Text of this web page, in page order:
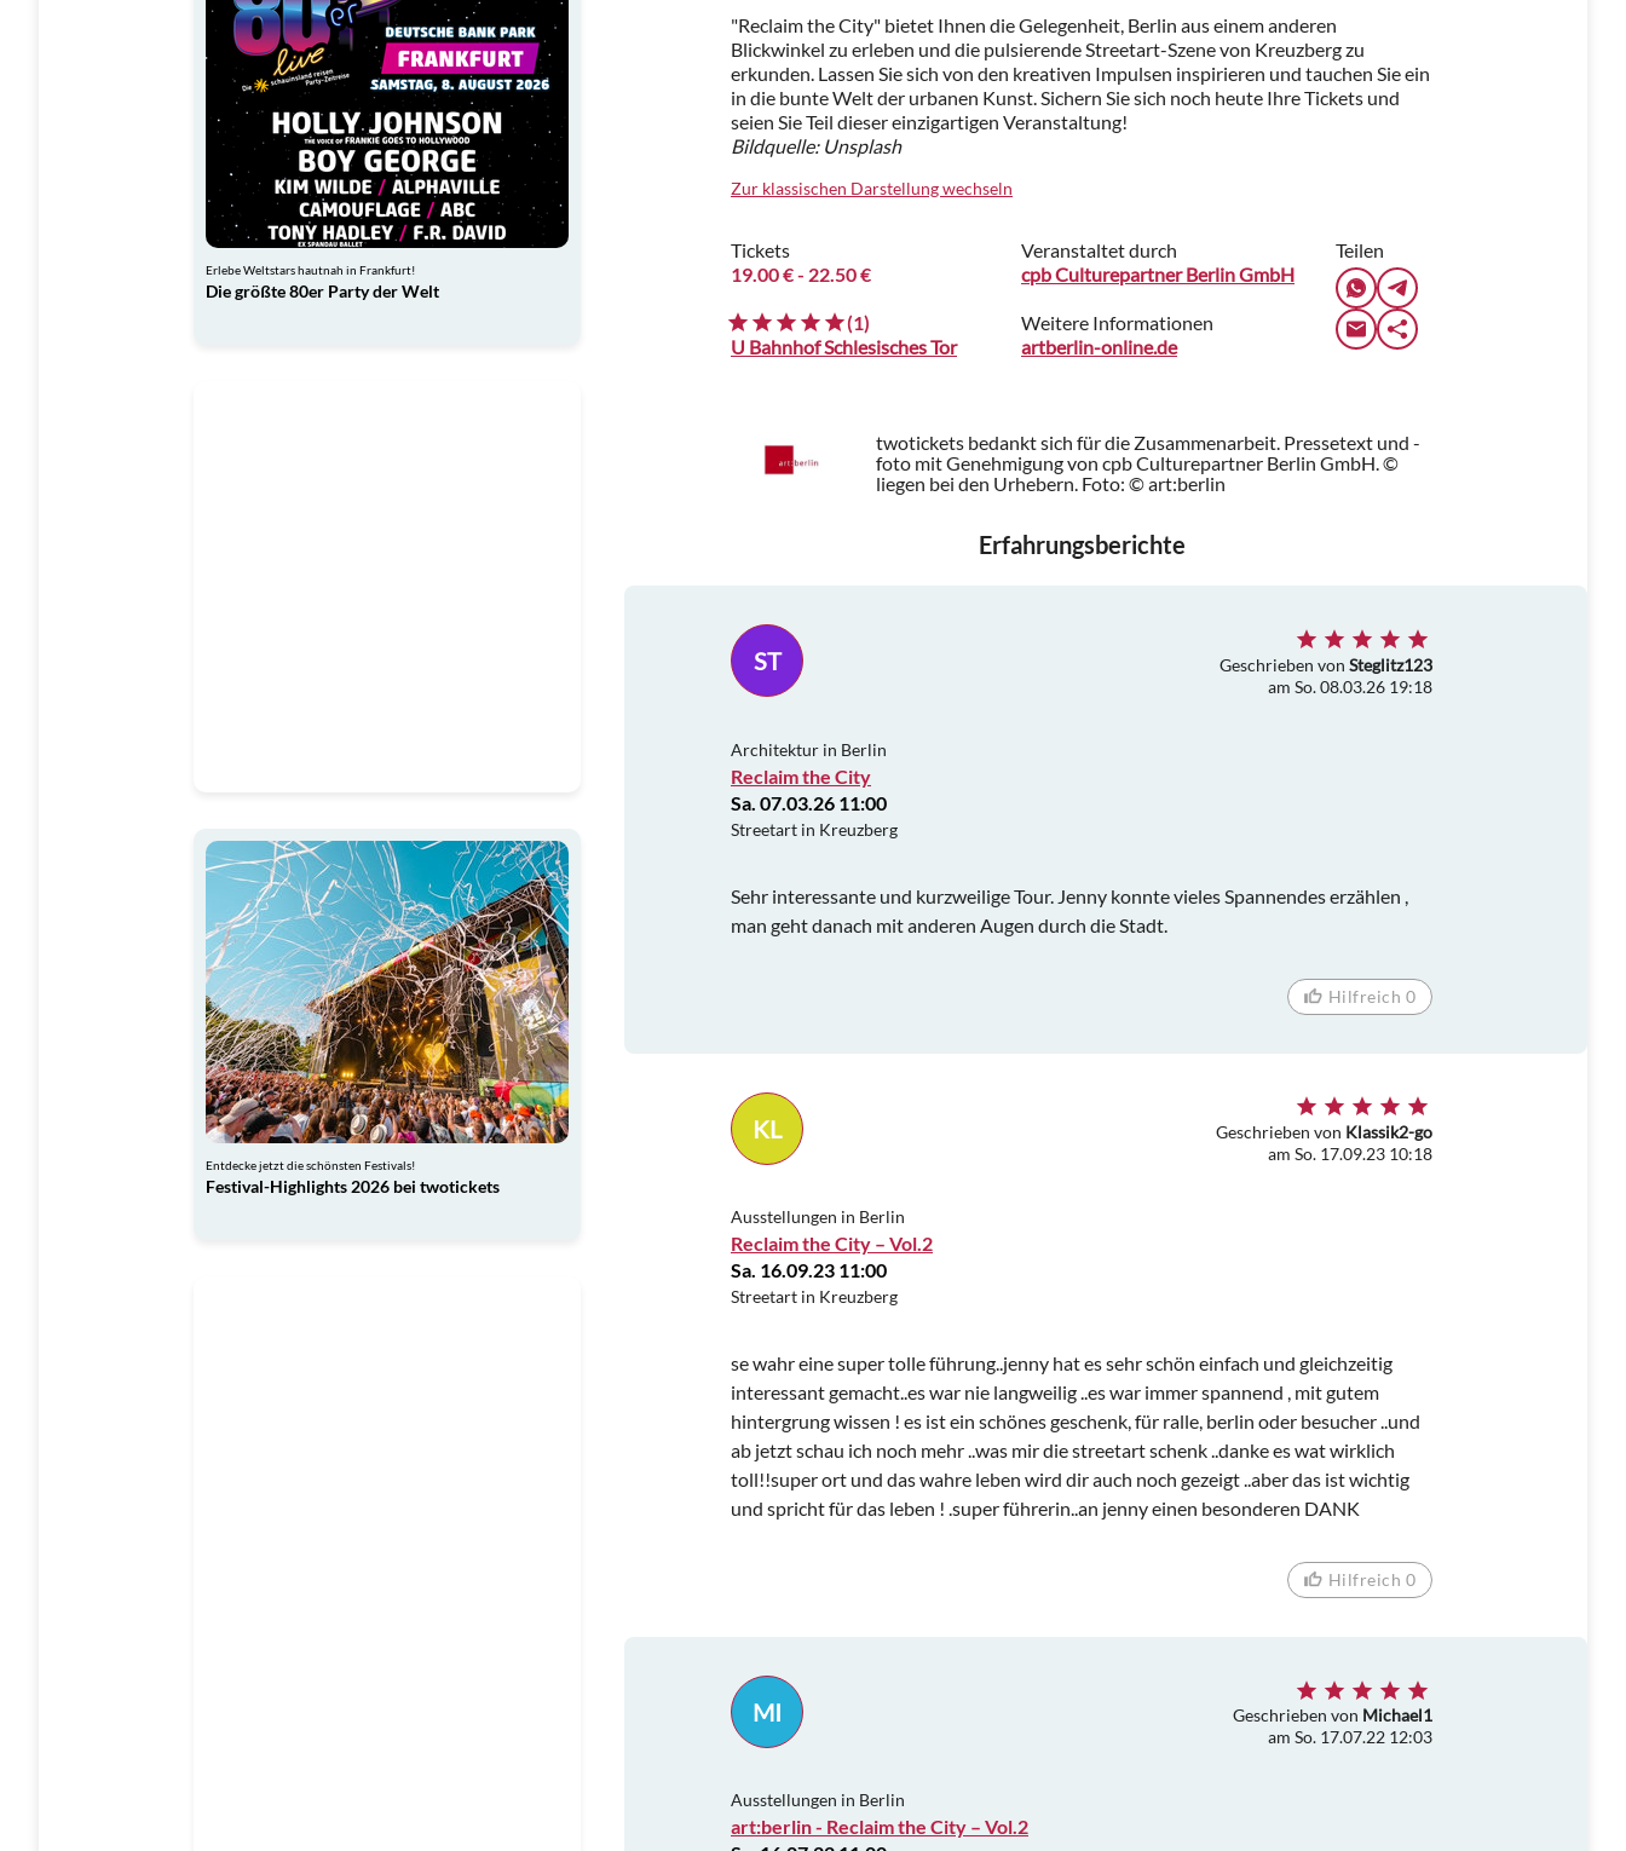
Erlebe Weltstars hautnah in Frankfurt!
Die größte 80er Party der Welt
Entdecke jetzt die schönsten Festivals!
Festival-Highlights 2026 bei twotickets
"Reclaim the City" bietet Ihnen die Gelegenheit, Berlin aus einem anderen
Blickwinkel zu erleben und die pulsierende Streetart-Szene von Kreuzberg zu
erkunden. Lassen Sie sich von den kreativen Impulsen inspirieren und tauchen Sie ein
in die bunte Welt der urbanen Kunst. Sichern Sie sich noch heute Ihre Tickets und
seien Sie Teil dieser einzigartigen Veranstaltung!
Bildquelle: Unsplash
Zur klassischen Darstellung wechseln
Tickets
19.00 €- 22.50 €
(1)
U Bahnhof Schlesisches Tor
Veranstaltet durch
cpb Culturepartner Berlin GmbH
Weitere Informationen
artberlin-online.de
Teilen
twotickets bedankt sich für die Zusammenarbeit. Pressetext und -
foto mit Genehmigung von cpb Culturepartner Berlin GmbH. ©
liegen bei den Urhebern. Foto: © art:berlin
Erfahrungsberichte
ST Geschrieben von Steglitz123
am So. 08.03.26 19:18
Architektur in Berlin
Reclaim the City
Sa. 07.03.26 11:00
Streetart in Kreuzberg
Sehr interessante und kurzweilige Tour. Jenny konnte vieles Spannendes erzählen ,
man geht danach mit anderen Augen durch die Stadt.
Hilfreich 0
KL Geschrieben von Klassik2-go
am So. 17.09.23 10:18
Ausstellungen in Berlin
Reclaim the City – Vol.2
Sa. 16.09.23 11:00
Streetart in Kreuzberg
se wahr eine super tolle führung..jenny hat es sehr schön einfach und gleichzeitig
interessant gemacht..es war nie langweilig ..es war immer spannend , mit gutem
hintergrung wissen ! es ist ein schönes geschenk, für ralle, berlin oder besucher ..und
ab jetzt schau ich noch mehr ..was mir die streetart schenk ..danke es wat wirklich
toll!!super ort und das wahre leben wird dir auch noch gezeigt ..aber das ist wichtig
und spricht für das leben ! .super führerin..an jenny einen besonderen DANK
Hilfreich 0
MI Geschrieben von Michael1
am So. 17.07.22 12:03
Ausstellungen in Berlin
art:berlin - Reclaim the City – Vol.2